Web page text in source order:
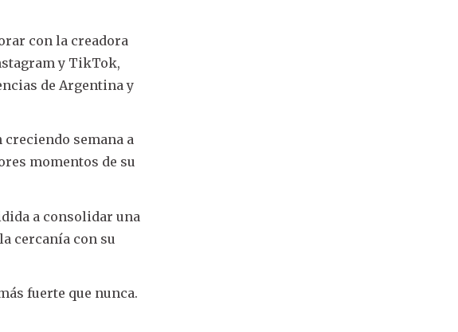
con la creadora
y TikTok,
de Argentina y
creciendo semana a
momentos de su
a consolidar una
cercanía con su
fuerte que nunca.